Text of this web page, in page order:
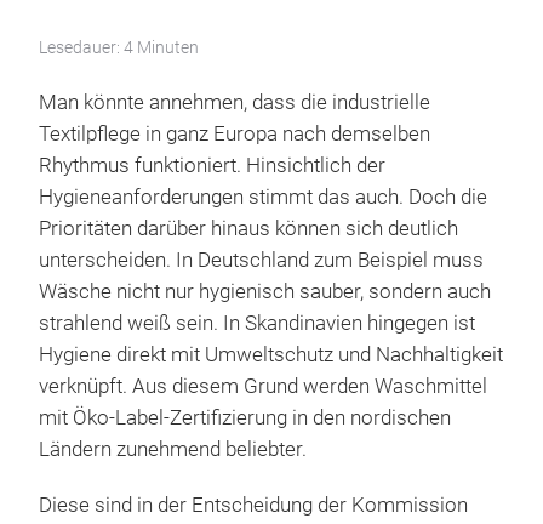
Lesedauer: 4 Minuten
Man könnte annehmen, dass die industrielle
Textilpflege in ganz Europa nach demselben
Rhythmus funktioniert. Hinsichtlich der
Hygieneanforderungen stimmt das auch. Doch die
Prioritäten darüber hinaus können sich deutlich
unterscheiden. In Deutschland zum Beispiel muss
Wäsche nicht nur hygienisch sauber, sondern auch
strahlend weiß sein. In Skandinavien hingegen ist
Hygiene direkt mit Umweltschutz und Nachhaltigkeit
verknüpft. Aus diesem Grund werden Waschmittel
mit Öko-Label-Zertifizierung in den nordischen
Ländern zunehmend beliebter.
Diese sind in der Entscheidung der Kommission